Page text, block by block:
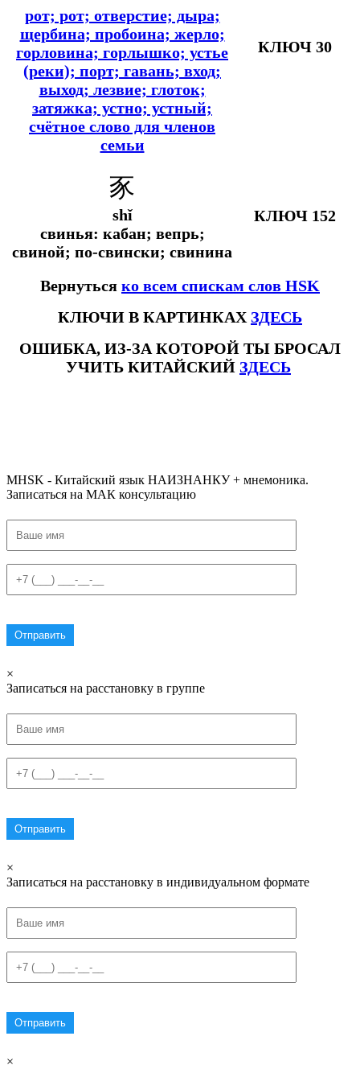
рот; рот; отверстие; дыра;
щербина; пробоина; жерло;
горловина; горлышко; устье
(реки); порт; гавань; вход;
выход; лезвие; глоток;
затяжка; устно; устный;
счётное слово для членов
семьи
КЛЮЧ 30
豕
shǐ
свинья: кабан; вепрь;
свиной; по-свински; свинина
КЛЮЧ 152
Вернуться ко всем спискам слов HSK
КЛЮЧИ В КАРТИНКАХ ЗДЕСЬ
ОШИБКА, ИЗ-ЗА КОТОРОЙ ТЫ БРОСАЛ
УЧИТЬ КИТАЙСКИЙ ЗДЕСЬ
MHSK - Китайский язык НАИЗНАНКУ + мнемоника.
Записаться на МАК консультацию
×
Записаться на расстановку в группе
×
Записаться на расстановку в индивидуальном формате
×